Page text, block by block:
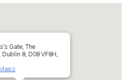
Gate, The
8, D08 VF8H,